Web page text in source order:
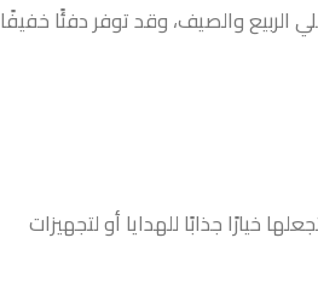
والصيف، وقد توفر دفئًا خفيفًا
خيارًا جذابًا للهدايا أو لتجهيزات